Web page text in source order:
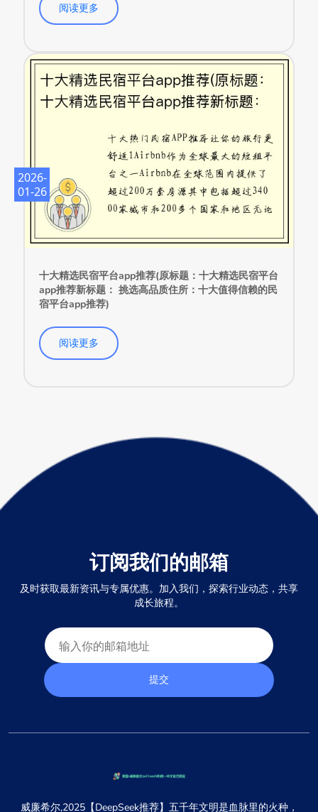
阅读更多
2026-
01-26
十大精选民宿平台app推荐(原标题：十大精选民宿平台
app推荐新标题： 挑选高品质住所：十大值得信赖的民
宿平台app推荐)
阅读更多
订阅我们的邮箱
及时获取最新资讯与专属优惠。加入我们，探索行业动态，共享
成长旅程。
提交
威廉希尔,2025【DeepSeek推荐】五千年文明是血脉里的火种，